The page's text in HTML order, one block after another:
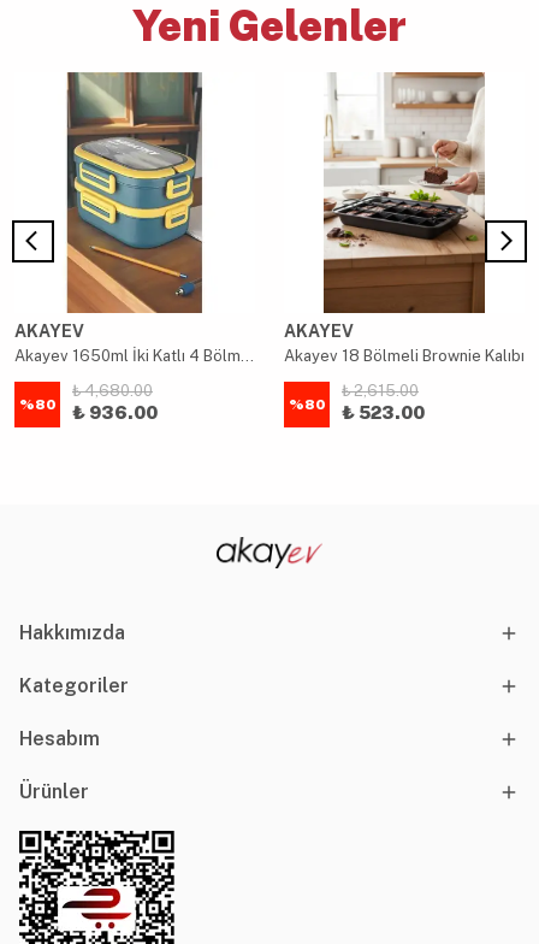
Yeni Gelenler
AKAYEV
Akayev 1650ml İki Katlı 4 Bölmeli Çelik Yemek Kabı Mavi
%80
₺ 4,680.00
₺ 936.00
AKAYEV
Akayev 18 Bölmeli Brownie Kalıbı
%80
₺ 2,615.00
₺ 523.00
Hakkımızda
Kategoriler
Hesabım
Ürünler